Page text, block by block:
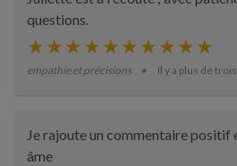
questions.
empathie et précisions Il y a plus de
Je rajoute un commentaire positif
âme